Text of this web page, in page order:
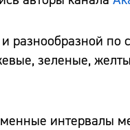
по
зеленые,
интервалы